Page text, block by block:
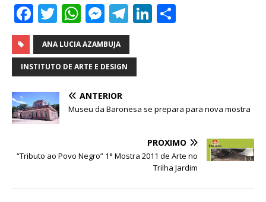
F
a
c
e
b
o
o
T
w
it
te
r
W
h
at
s
A
p
M
e
ss
e
n
g
T
el
e
g
m
Li
n
ANA LUCIA AZAMBUJA
INSTITUTO DE ARTE E DESIGN
ANTERIOR
Museu da Baronesa se prepara para nova mostra
PRÓXIMO
“Tributo ao Povo Negro” 1° Mostra 2011 de Arte no
Trilha Jardim